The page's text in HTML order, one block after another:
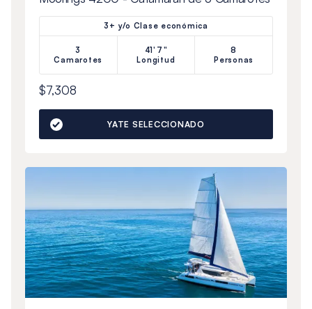
3+ y/o Clase económica
3
Camarotes
41'7"
Longitud
8
Personas
$7,308
YATE SELECCIONADO